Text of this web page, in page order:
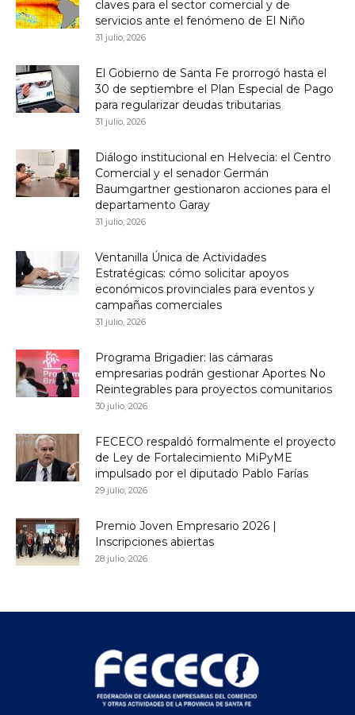
claves para el sector comercial y de
servicios ante el fenómeno de El Niño
31 julio, 2026
El Gobierno de Santa Fe prorrogó hasta el
30 de septiembre el Plan Especial de Pago
para regularizar deudas tributarias
31 julio, 2026
Diálogo institucional en Helvecia: el Centro
Comercial y el senador Germán
Baumgartner gestionaron acciones para el
departamento Garay
31 julio, 2026
Ventanilla Única de Actividades
Estratégicas: cómo solicitar apoyos
económicos provinciales para eventos y
campañas comerciales
31 julio, 2026
Programa Brigadier: las cámaras
empresarias podrán gestionar Aportes No
Reintegrables para proyectos comunitarios
30 julio, 2026
FECECO respaldó formalmente el proyecto
de Ley de Fortalecimiento MiPyME
impulsado por el diputado Pablo Farías
29 julio, 2026
Premio Joven Empresario 2026 |
Inscripciones abiertas
28 julio, 2026